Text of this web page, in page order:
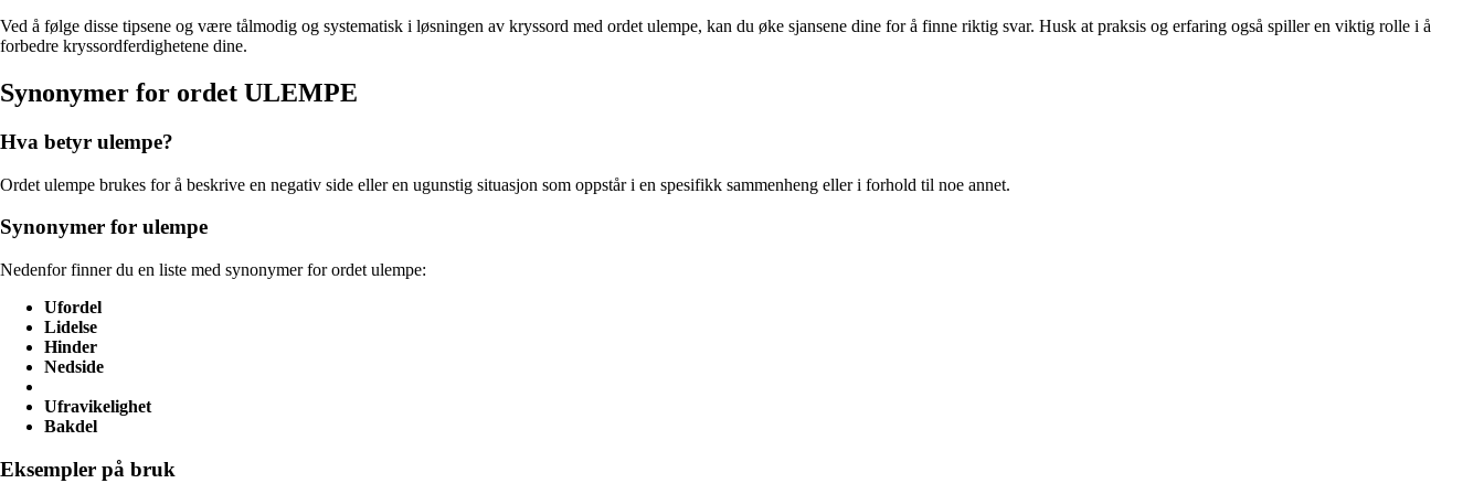
Ved å følge disse tipsene og være tålmodig og systematisk i løsningen av kryssord med ordet ulempe, kan du øke sjansene dine for å finne riktig svar. Husk at praksis og erfaring også spiller en viktig rolle i å
forbedre kryssordferdighetene dine.
Synonymer for ordet ULEMPE
Hva betyr ulempe?
Ordet ulempe brukes for å beskrive en negativ side eller en ugunstig situasjon som oppstår i en spesifikk sammenheng eller i forhold til noe annet.
Synonymer for ulempe
Nedenfor finner du en liste med synonymer for ordet ulempe:
Ufordel
Lidelse
Hinder
Nedside
Ufravikelighet
Bakdel
Eksempler på bruk